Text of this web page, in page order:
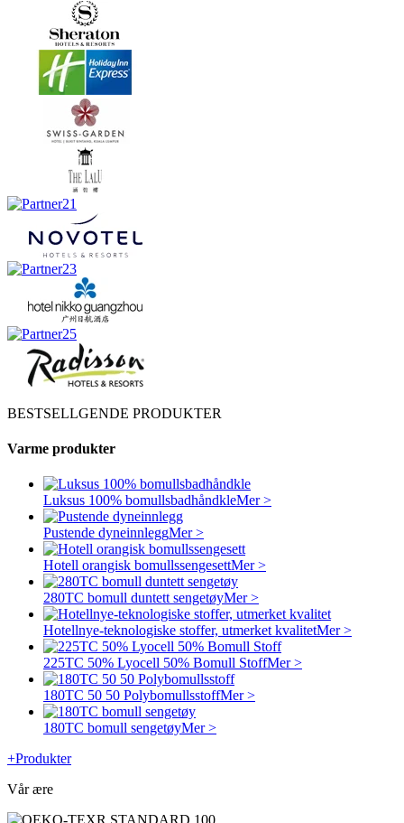
BESTSELLGENDE PRODUKTER
Varme produkter
Luksus 100% bomullsbadhåndkleMer >
Pustende dyneinnleggMer >
Hotell orangisk bomullssengesettMer >
280TC bomull duntett sengetøyMer >
Hotellnye-teknologiske stoffer, utmerket kvalitetMer >
225TC 50% Lyocell 50% Bomull StoffMer >
180TC 50 50 PolybomullsstoffMer >
180TC bomull sengetøyMer >
+Produkter
Vår ære